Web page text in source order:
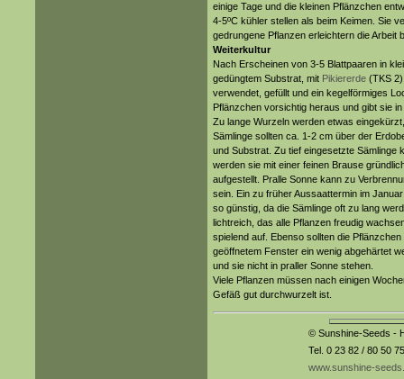
einige Tage und die kleinen Pflänzchen
4-5ºC kühler stellen als beim Keimen. Sie
gedrungene Pflanzen erleichtern die Arbeit
Weiterkultur
Nach Erscheinen von 3-5 Blattpaaren in
gedüngtem Substrat, mit Pikiererde (TKS
verwendet, gefüllt und ein kegelförmiges
Pflänzchen vorsichtig heraus und gibt sie
Zu lange Wurzeln werden etwas
Sämlinge sollten ca. 1-2 cm über der
und Substrat. Zu tief eingesetzte Sämlinge
werden sie mit einer feinen Brause
aufgestellt. Pralle Sonne kann zu
sein. Ein zu früher Aussaattermin im
so günstig, da die Sämlinge oft zu lang
lichtreich, das alle Pflanzen freudig
spielend auf. Ebenso sollten die
geöffnetem Fenster ein wenig abgehärtet
und sie nicht in praller Sonne stehen.
Viele Pflanzen müssen nach einigen
Gefäß gut durchwurzelt ist.
© Sunshine-Seeds -
Tel. 0 23 82 / 80 50
www.sunshine-